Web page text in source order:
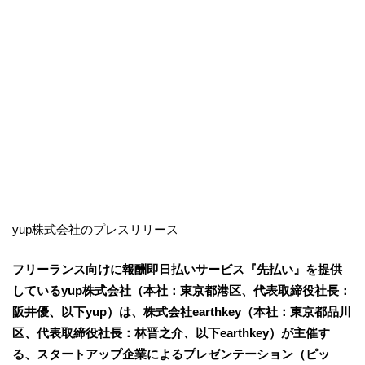
yup株式会社のプレスリリース
フリーランス向けに報酬即日払いサービス『先払い』を提供
しているyup株式会社（本社：東京都港区、代表取締役社長：
阪井優、以下yup）は、株式会社earthkey（本社：東京都品川
区、代表取締役社長：林晋之介、以下earthkey）が主催す
る、スタートアップ企業によるプレゼンテーション（ピッ